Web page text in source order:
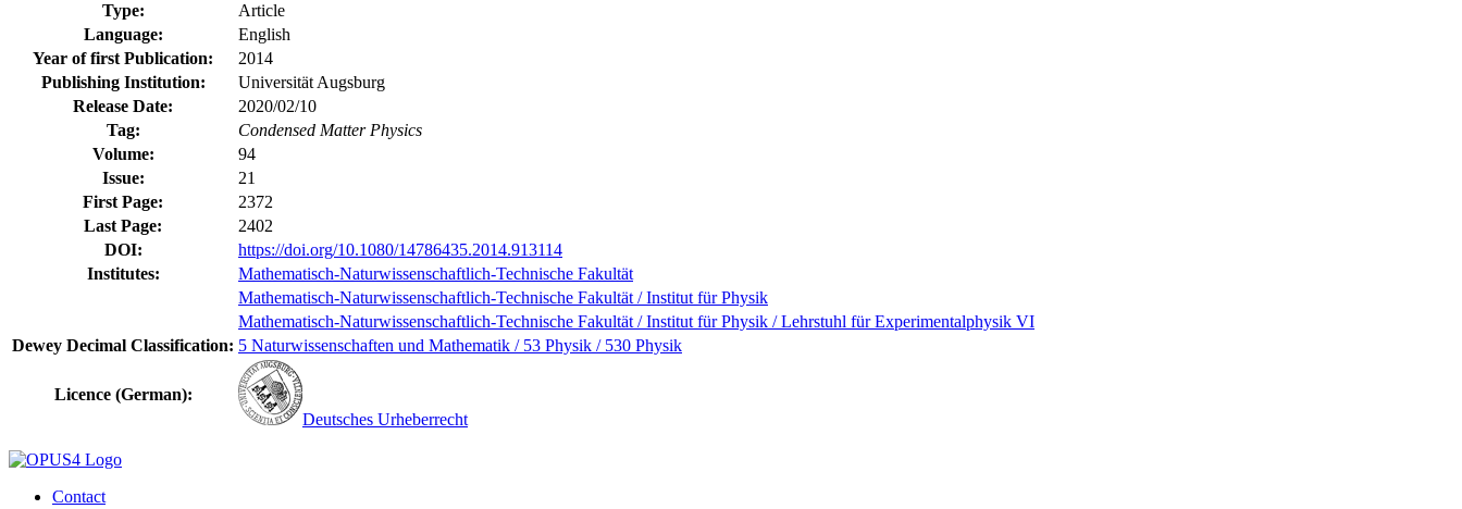
Type:
Article
Language:
English
Year of first Publication:
2014
Publishing Institution:
Universität Augsburg
Release Date:
2020/02/10
Tag:
Condensed Matter Physics
Volume:
94
Issue:
21
First Page:
2372
Last Page:
2402
DOI:
https://doi.org/10.1080/14786435.2014.913114
Institutes:
Mathematisch-Naturwissenschaftlich-Technische Fakultät
Mathematisch-Naturwissenschaftlich-Technische Fakultät / Institut für Physik
Mathematisch-Naturwissenschaftlich-Technische Fakultät / Institut für Physik / Lehrstuhl für Experimentalphysik VI
Dewey Decimal Classification: 5 Naturwissenschaften und Mathematik / 53 Physik / 530 Physik
Licence (German):
Deutsches Urheberrecht
Contact